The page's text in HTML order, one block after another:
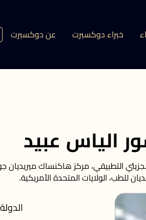
عن دوكسبرت خبراء دوكسبرت
الياس عبيد
التطبيقي، مركز هاكنساك ميريديان
للطب، الولايات المتحدة الأمريكية.
الدولة